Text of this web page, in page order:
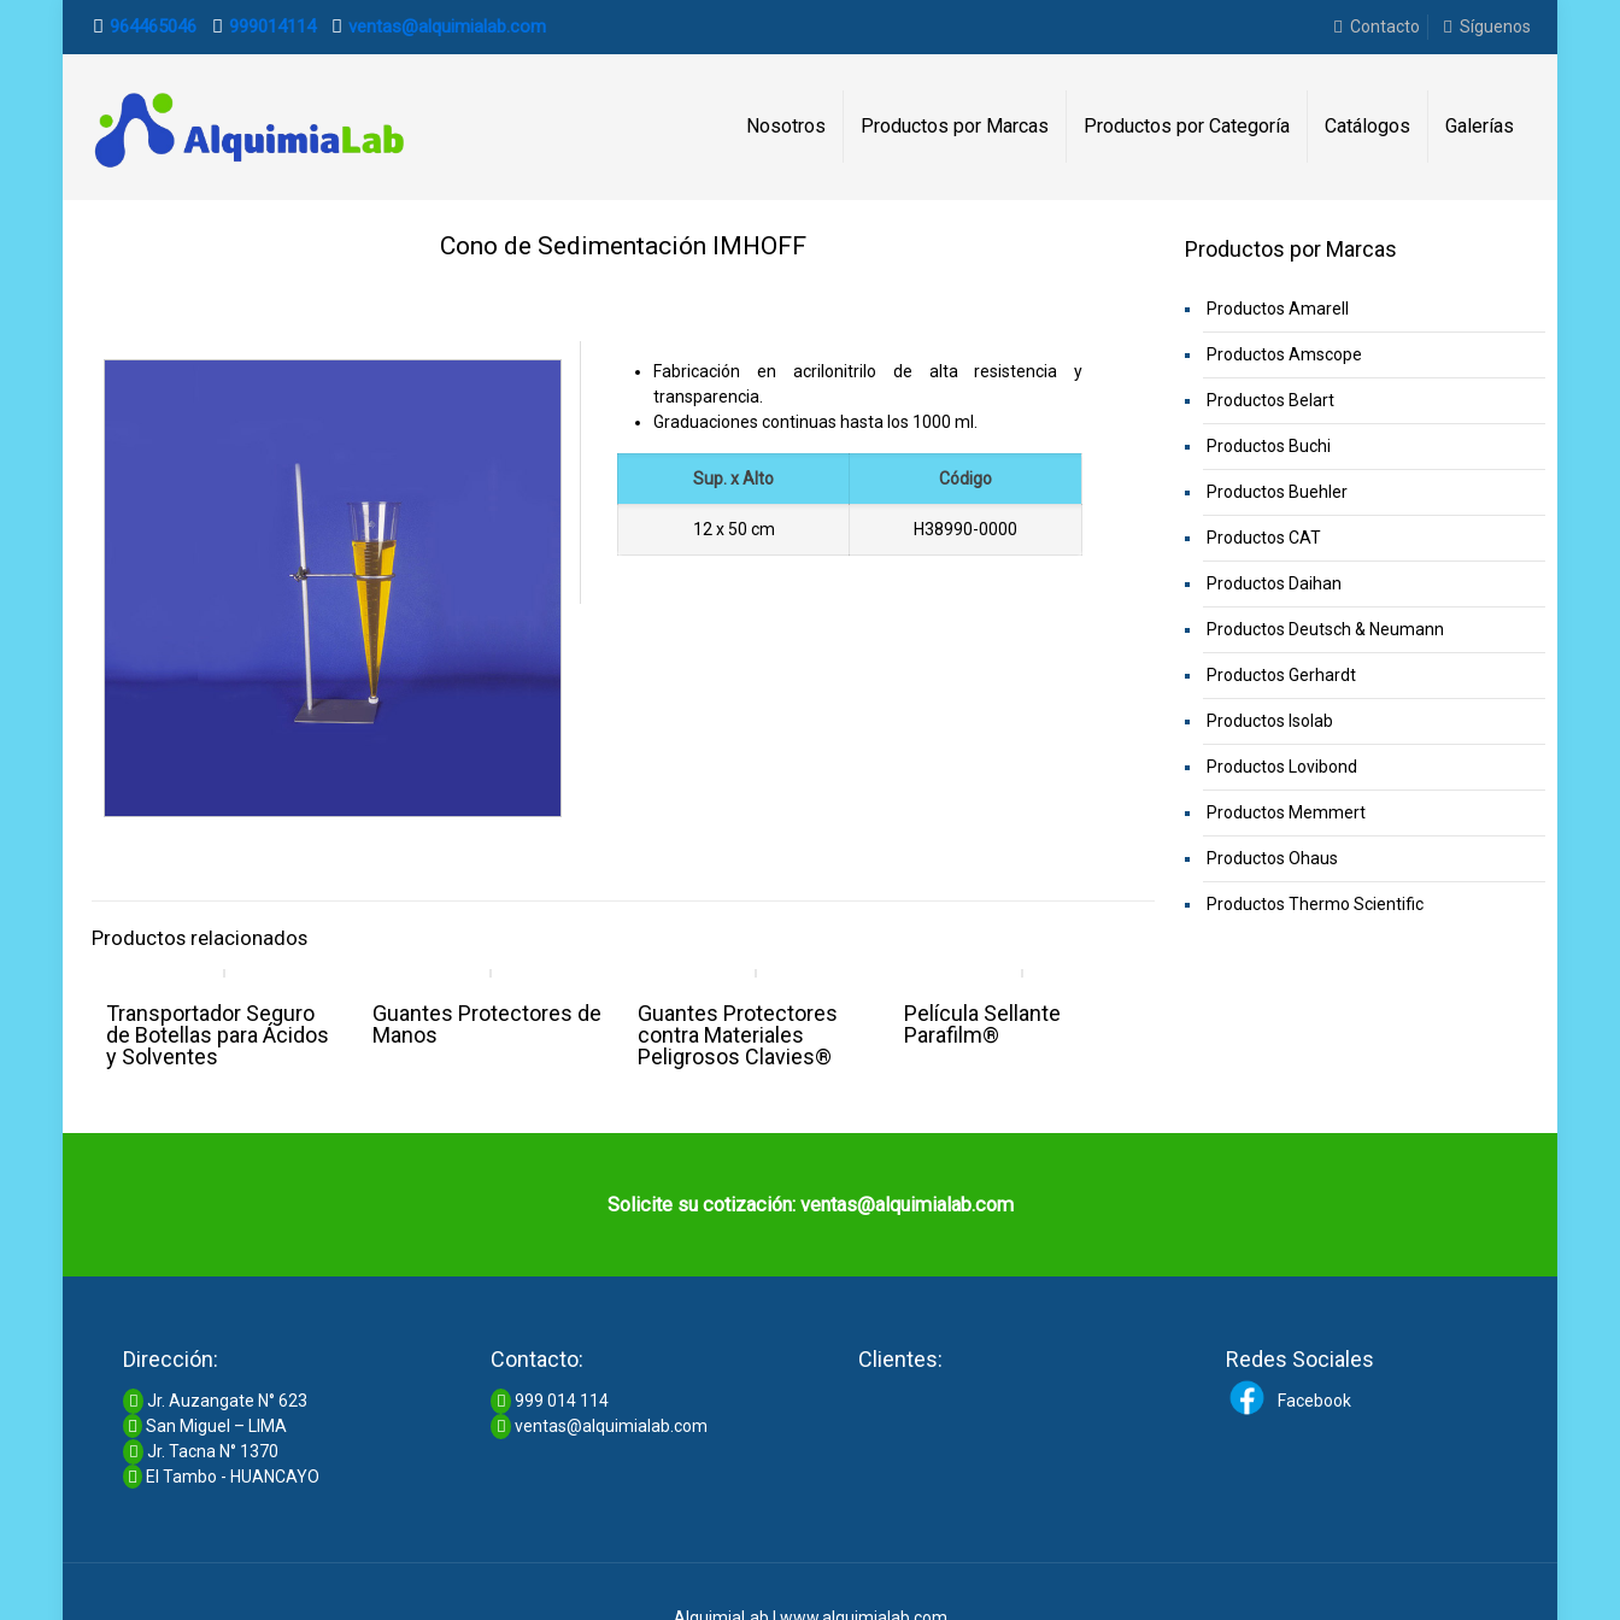
964465046 999014114 ventas@alquimialab.com Contacto Síguenos
Nosotros Productos por Marcas Productos por Categoría Catálogos Galerías
Cono de Sedimentación IMHOFF
Fabricación en acrilonitrilo de alta resistencia y
transparencia.
Graduaciones continuas hasta los 1000 ml.
Sup. x Alto Código
12 x 50 cm H38990-0000
Productos relacionados
Transportador Seguro
de Botellas para Ácidos
y Solventes
Guantes Protectores de
Manos
Guantes Protectores
contra Materiales
Peligrosos Clavies®
Película Sellante
Parafilm®
Productos por Marcas
Productos Amarell
Productos Amscope
Productos Belart
Productos Buchi
Productos Buehler
Productos CAT
Productos Daihan
Productos Deutsch & Neumann
Productos Gerhardt
Productos Isolab
Productos Lovibond
Productos Memmert
Productos Ohaus
Productos Thermo Scientific
Solicite su cotización: ventas@alquimialab.com
Dirección:
Jr. Auzangate N° 623
San Miguel – LIMA
Jr. Tacna N° 1370
El Tambo - HUANCAYO
Contacto:
999 014 114
ventas@alquimialab.com
Clientes: Redes Sociales
Facebook